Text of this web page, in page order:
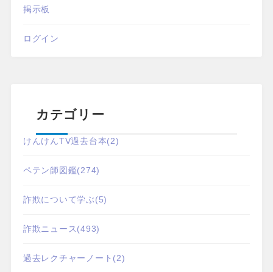
掲示板
ログイン
カテゴリー
けんけんTV過去台本(2)
ペテン師図鑑(274)
詐欺について学ぶ(5)
詐欺ニュース(493)
過去レクチャーノート (2)